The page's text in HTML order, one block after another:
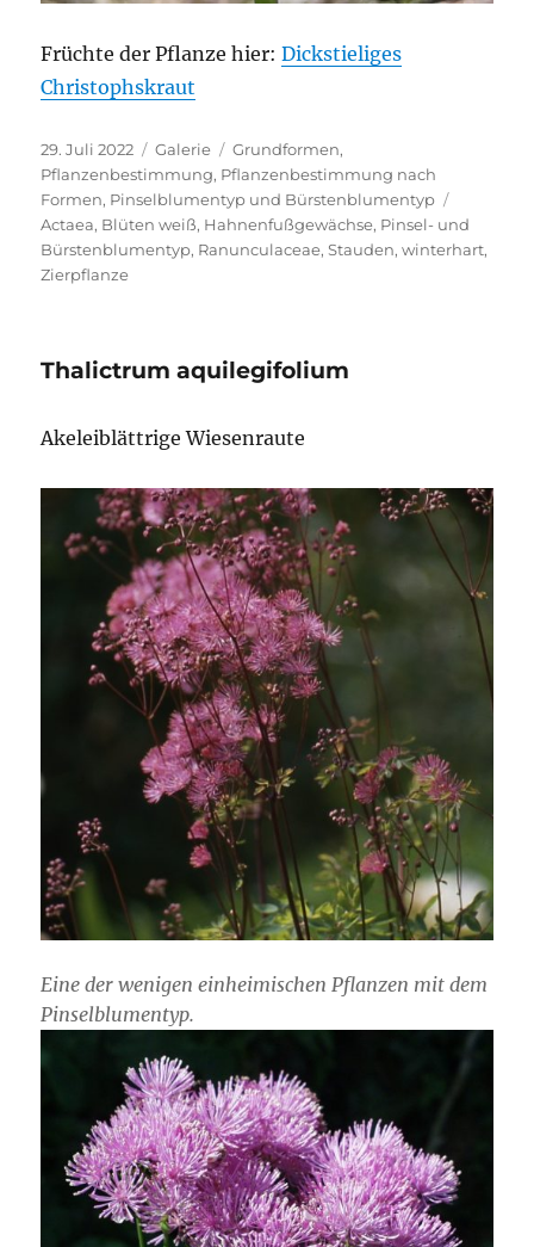
Früchte der Pflanze hier:Dickstieliges
Christophskraut
Veröffentlicht
am
29. Juli 2022 Format
Galerie Kategorien
Grundformen,
Pflanzenbestimmung, Pflanzenbestimmung nach
Formen, Pinselblumentyp und Bürstenblumentyp
Actaea, Blüten weiß, Hahnenfußgewächse, Pinsel- und
Bürstenblumentyp, Ranunculaceae,Stauden,winterhart,
Zierpflanze
Thalictrum aquilegifolium
Akeleiblättrige Wiesenraute
Eine der wenigen einheimischen Pflanzen mit dem
Pinselblumentyp.